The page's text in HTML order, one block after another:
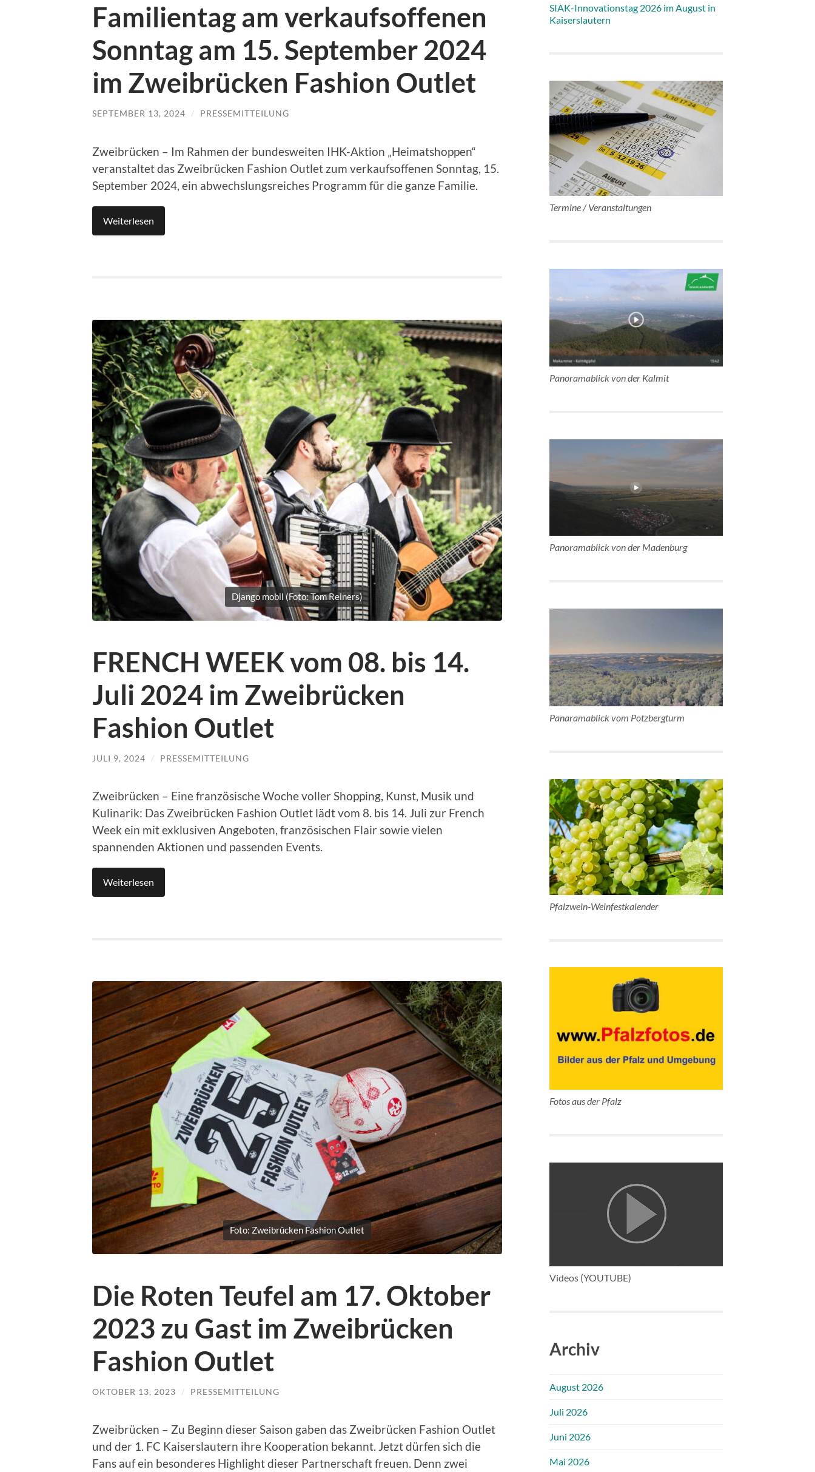
Familientag am verkaufsoffenen
Sonntag am 15. September 2024
im Zweibrücken Fashion Outlet
SEPTEMBER 13, 2024 / PRESSEMITTEILUNG
Zweibrücken – Im Rahmen der bundesweiten IHK-Aktion „Heimatshoppen“
veranstaltet das Zweibrücken Fashion Outlet zum verkaufsoffenen Sonntag, 15.
September 2024, ein abwechslungsreiches Programm für die ganze Familie.
Weiterlesen
Django mobil (Foto: Tom Reiners)
FRENCH WEEK vom 08. bis 14.
Juli 2024 im Zweibrücken
Fashion Outlet
JULI 9, 2024 / PRESSEMITTEILUNG
Zweibrücken – Eine französische Woche voller Shopping, Kunst, Musik und
Kulinarik: Das Zweibrücken Fashion Outlet lädt vom 8. bis 14. Juli zur French
Week ein mit exklusiven Angeboten, französischen Flair sowie vielen
spannenden Aktionen und passenden Events.
Weiterlesen
Foto: Zweibrücken Fashion Outlet
Die Roten Teufel am 17. Oktober
2023 zu Gast im Zweibrücken
Fashion Outlet
OKTOBER 13, 2023 / PRESSEMITTEILUNG
Zweibrücken – Zu Beginn dieser Saison gaben das Zweibrücken Fashion Outlet
und der 1. FC Kaiserslautern ihre Kooperation bekannt. Jetzt dürfen sich die
Fans auf ein besonderes Highlight dieser Partnerschaft freuen. Denn zwei
SIAK-Innovationstag 2026 im August in
Kaiserslautern
Termine / Veranstaltungen
Panoramablick von der Kalmit
Panoramablick von der Madenburg
Panaramablick vom Potzbergturm
Pfalzwein-Weinfestkalender
Fotos aus der Pfalz
Videos (YOUTUBE)
Archiv
August 2026
Juli 2026
Juni 2026
Mai 2026